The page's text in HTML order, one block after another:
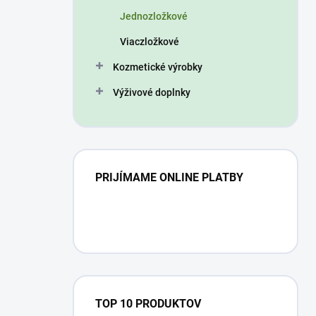
Jednozložkové
Viaczložkové
Kozmetické výrobky
Výživové doplnky
PRIJÍMAME ONLINE PLATBY
TOP 10 PRODUKTOV